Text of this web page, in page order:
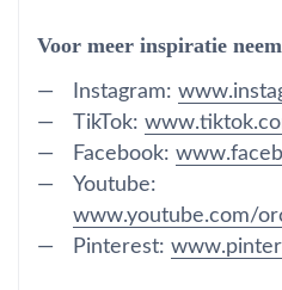
Voor meer inspiratie
Instagram:
TikTok:
Facebook:
Youtube:
www.youtube.com/
Pinterest: